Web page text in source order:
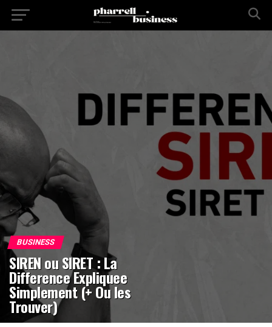
BUSINESS
SIREN ou SIRET : La
Difference Expliquee
Simplement (+ Ou les
Trouver)